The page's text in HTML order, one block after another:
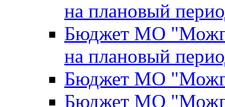
на плановый
Бюджет МО
на плановый
Бюджет МО
Бюджет МО